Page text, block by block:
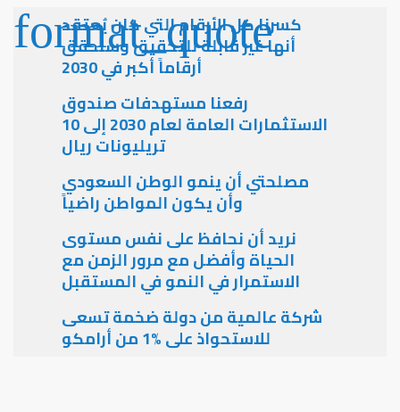
كسرنا كل الأرقام التي كان يُعتقد
أنها غير قابلة للتحقيق وسنحقق
أرقاماً أكبر في 2030
رفعنا مستهدفات صندوق
الاستثمارات العامة لعام 2030 إلى 10
تريليونات ريال
مصلحتي أن ينمو الوطن السعودي
وأن يكون المواطن راضياً
نريد أن نحافظ على نفس مستوى
الحياة وأفضل مع مرور الزمن مع
الاستمرار في النمو في المستقبل
شركة عالمية من دولة ضخمة تسعى
للاستحواذ على %1 من أرامكو